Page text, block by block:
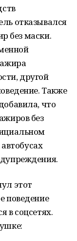
отказывался
без маски.
другой
Также
что
без
этот
поведение
в соцсетях.